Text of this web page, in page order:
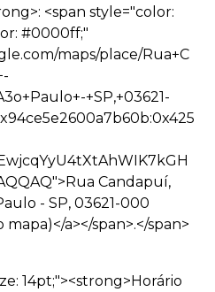
<span style="color:
#0000ff;"
maps/place/Rua+C
+SP,+03621-
Candapuí,
- SP, 03621-000
a></span>.</span>
14pt;"><strong>Horário